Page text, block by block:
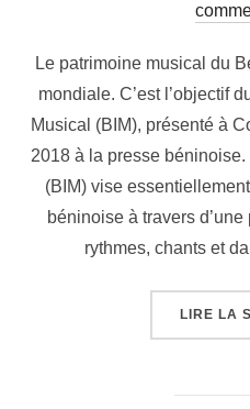
Le patrimoine musical du
mondiale. C’est l’objectif
Musical (BIM), présenté à
2018 à la presse
(BIM) vise
béninoise à travers
rythmes, chants et
LIRE LA